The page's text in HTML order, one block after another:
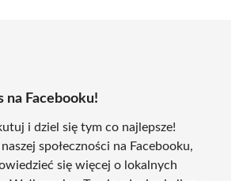
na Facebooku!
i dziel się tym co najlepsze!
naszej społeczności na Facebooku,
się więcej o lokalnych